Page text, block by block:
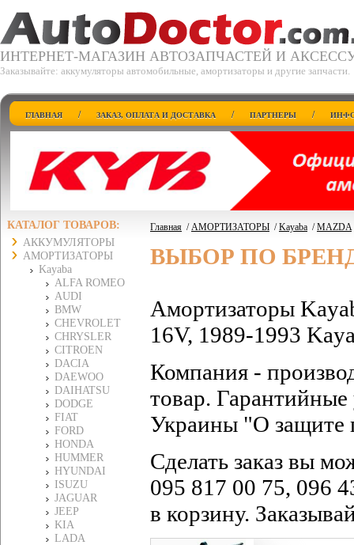
ИНТЕРНЕТ-МАГАЗИН АВТОЗАПЧАСТЕЙ И
Заказывайте: аккумуляторы автомобильные, амортизаторы и другие запчасти.
ГЛАВНАЯ / ЗАКАЗ, ОПЛАТА И ДОСТАВКА / ПАРТНЕРЫ /
КАТАЛОГ ТОВАРОВ:
АККУМУЛЯТОРЫ
АМОРТИЗАТОРЫ
Kayaba
ALFA ROMEO
AUDI
BMW
CHEVROLET
CHRYSLER
CITROEN
DACIA
DAEWOO
DAIHATSU
DODGE
FIAT
FORD
HONDA
HUMMER
HYUNDAI
ISUZU
JAGUAR
JEEP
KIA
LADA
Главная /АМОРТИЗАТОРЫ /Kayaba /MAZDA
ВЫБОР ПО
Амортизаторы
16V, 1989-1993
Компания -
товар. Гарантийные
Украины "О защите
Сделать заказ вы
095 817 00 75, 096
в корзину.